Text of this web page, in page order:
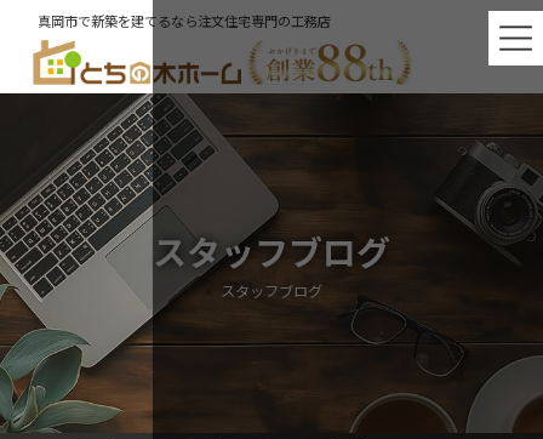
ッ
プ
移
動
真岡市で新築を建てるなら注文住宅専門の工務店
スタッフブログ
スタッフブログ